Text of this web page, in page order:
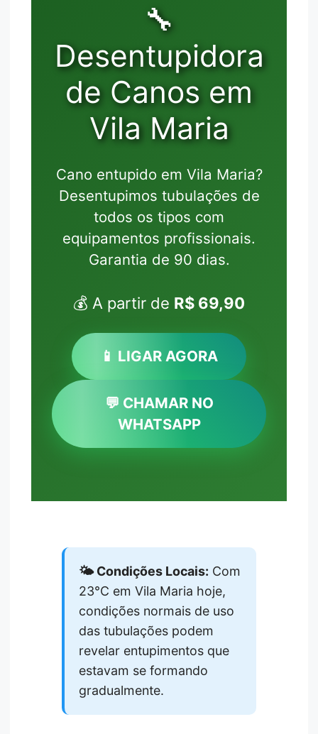
🔧
Desentupidora
de Canos em
Vila Maria
Cano entupido em Vila Maria?
Desentupimos tubulações de
todos os tipos com
equipamentos profissionais.
Garantia de 90 dias.
💰 A partir de R$ 69,90
📱 LIGAR AGORA
💬 CHAMAR NO
WHATSAPP
🌤️ Condições Locais: Com
23°C em Vila Maria hoje,
condições normais de uso
das tubulações podem
revelar entupimentos que
estavam se formando
gradualmente.